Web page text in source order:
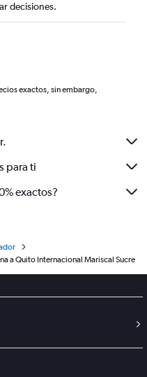
decisiones.
exactos, sin embargo,
para ti
exactos?
a Quito Internacional Mariscal Sucre